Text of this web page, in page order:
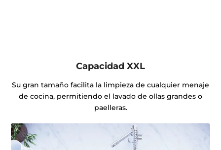
Capacidad XXL
Su gran tamaño facilita la limpieza de cualquier menaje
de cocina, permitiendo el lavado de ollas grandes o
paelleras.